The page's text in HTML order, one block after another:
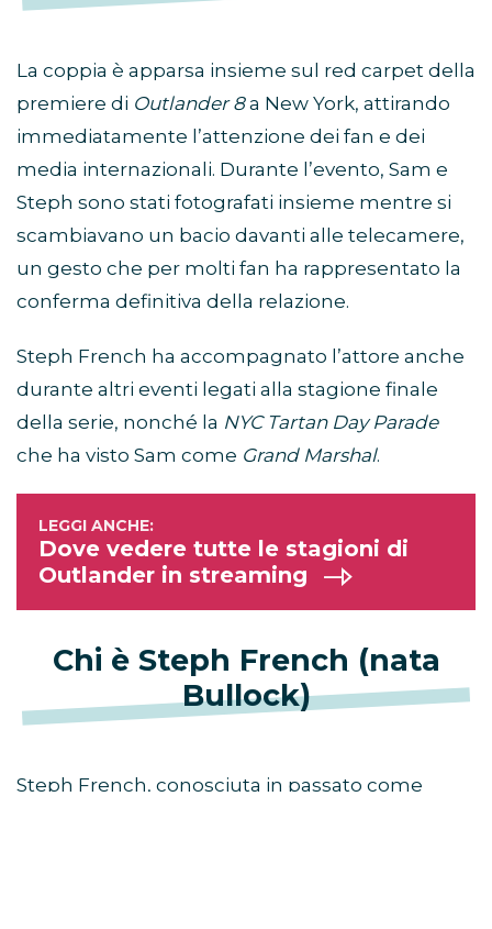
La coppia è apparsa insieme sul red carpet della
premiere di Outlander 8a New York, attirando
immediatamente l’attenzione dei fan e dei
media internazionali. Durante l’evento, Sam e
Steph sono stati fotografati insieme mentre si
scambiavano un bacio davanti alle telecamere,
un gesto che per molti fan ha rappresentato la
conferma definitiva della relazione.
Steph French ha accompagnato l’attore anche
durante altri eventi legati alla stagione finale
della serie, nonché la NYC Tartan Day Parade
che ha visto Sam come Grand Marshal.
Dove vedere tutte le stagioni di
Outlander in streaming
Chi è Steph French (nata
Bullock)
Steph French, conosciuta in passato come